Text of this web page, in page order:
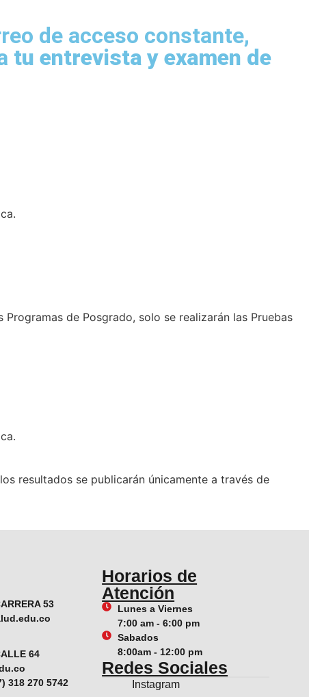
de acceso constante,
tu entrevista y examen de
de Posgrado, solo se realizarán las Pruebas
resultados se publicarán únicamente a través de
53
64
318 270 5742
Horarios de
Atención
Lunes a Viernes
7:00 am - 6:00 pm
Sabados
8:00am - 12:00 pm
Redes Sociales
Instagram